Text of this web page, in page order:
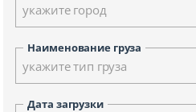
укажите город
Наименование груза
укажите тип груза
Дата загрузки